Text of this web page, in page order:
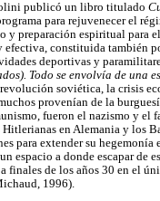
publicó un libro titulado
para rejuvenecer el
y preparación espiritual para
constituida también
deportivas y
Todo se envolvía de una
soviética, la crisis
provenían de la
fueron el nazismo y
en Alemania y los
para extender su
espacio a donde escapar de
finales de los años 30 en el
1996).